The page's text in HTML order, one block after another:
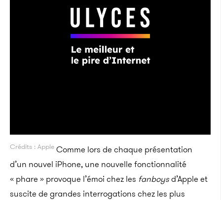
Crédits : Apple Comme lors de chaque présentation
d’un nouvel iPhone, une nouvelle fonctionnalité
« phare » provoque l’émoi chez les fanboysd’Apple et
suscite de grandes interrogations chez les plus